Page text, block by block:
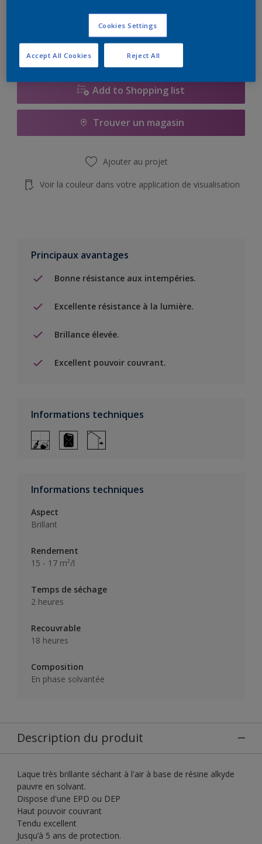
Ce produit n'est pas destiné à la vente en ligne et ne
peut être acheté que dans des magasins sélectionnés.
Add to Shopping list
Trouver un magasin
Ajouter au projet
Voir la couleur dans votre application de visualisation
Principaux avantages
Bonne résistance aux intempéries.
Excellente résistance à la lumière.
Brillance élevée.
Excellent pouvoir couvrant.
Informations techniques
Informations techniques
Aspect
Brillant
Rendement
15 - 17 m²/l
Temps de séchage
2 heures
Recouvrable
18 heures
Composition
En phase solvantée
Description du produit
Laque très brillante séchant à l'air à base de résine alkyde
pauvre en solvant.
Dispose d'une EPD ou DEP
Haut pouvoir couvrant
Tendu excellent
Jusqu’à 5 ans de protection.
Cookies Settings
Reject All
Accept All Cookies